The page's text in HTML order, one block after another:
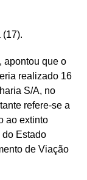
(17).
apontou que o
realizado 16
S/A, no
refere-se a
ao extinto
do Estado
de Viação